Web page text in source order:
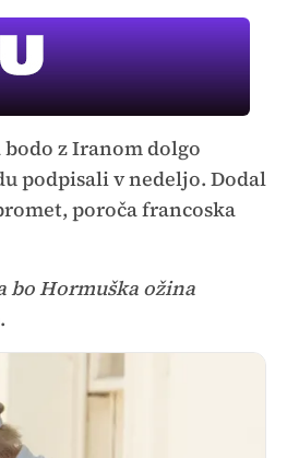
bodo z Iranom dolgo
podpisali v nedeljo. Dodal
poroča francoska
bo Hormuška ožina